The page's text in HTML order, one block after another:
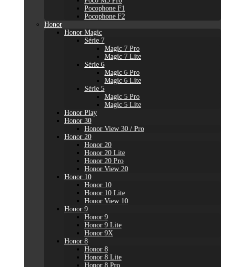
Pocophone F1
Pocophone F2
Honor
Honor Magic
Série 7
Magic 7 Pro
Magic 7 Lite
Série 6
Magic 6 Pro
Magic 6 Lite
Série 5
Magic 5 Pro
Magic 5 Lite
Honor Play
Honor 30
Honor View 30 / Pro
Honor 20
Honor 20
Honor 20 Lite
Honor 20 Pro
Honor View 20
Honor 10
Honor 10
Honor 10 Lite
Honor View 10
Honor 9
Honor 9
Honor 9 Lite
Honor 9X
Honor 8
Honor 8
Honor 8 Lite
Honor 8 Pro